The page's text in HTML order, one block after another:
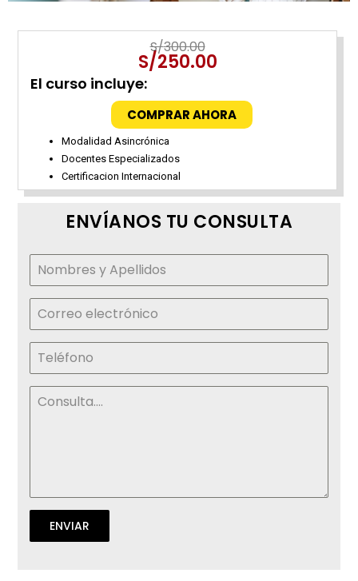
S/300.00
S/250.00
El curso incluye:
COMPRAR AHORA
Modalidad Asincrónica
Docentes Especializados
Certificacion Internacional
ENVÍANOS TU CONSULTA
ENVIAR